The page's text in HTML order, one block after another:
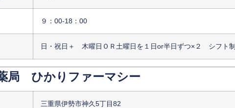
９：00-18：00
日・祝日＋ 木曜日ＯＲ土曜日を１日or半日ずつ×２ シフト制
局 ひかりファーマシー
三重県伊勢市神久5丁目82